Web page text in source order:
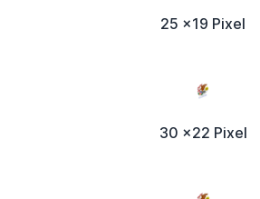
25 x19 Pixel
30 x22 Pixel